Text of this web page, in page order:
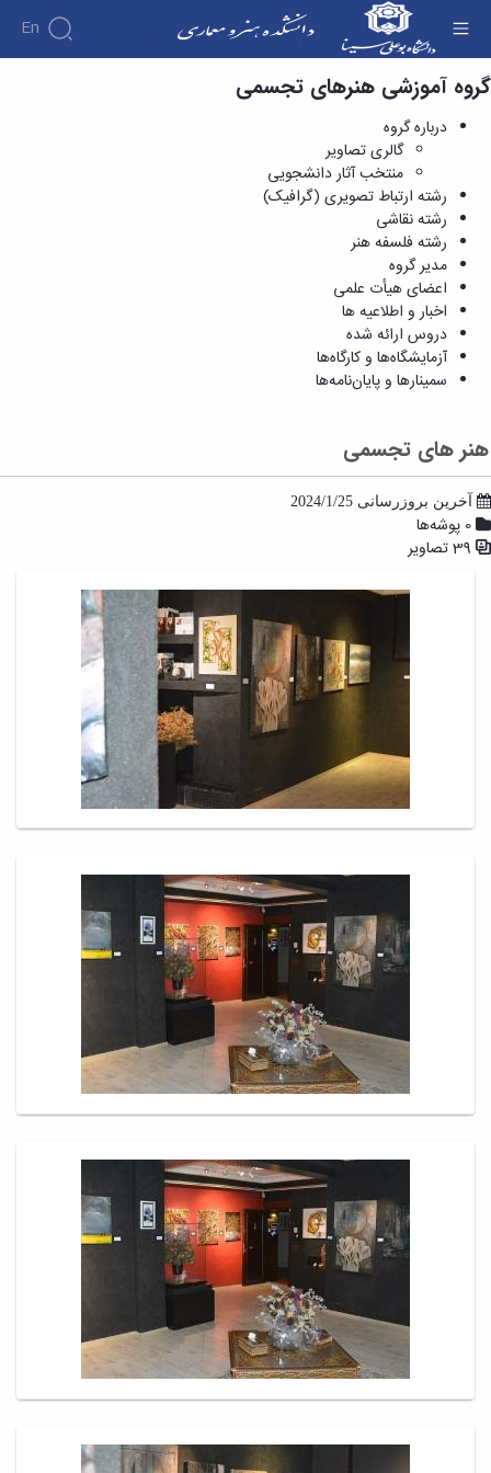
En
هنر های تجسمی - گالری تصاویر - دانشکده هنر و
معماری
گروه آموزشی هنرهای تجسمی
درباره گروه
گالری تصاویر
منتخب آثار دانشجویی
رشته ارتباط تصویری (گرافیک)
رشته نقاشی
رشته فلسفه هنر
مدیر گروه
اعضای هیأت علمی
اخبار و اطلاعیه ها
دروس ارائه شده
آزمایشگاه‌ها و کارگاه‌ها
سمینارها و پایان‌نامه‌ها
هنر های تجسمی
آخرین بروزرسانی 2024/1/25
0 پوشه‌ها
39 تصاویر